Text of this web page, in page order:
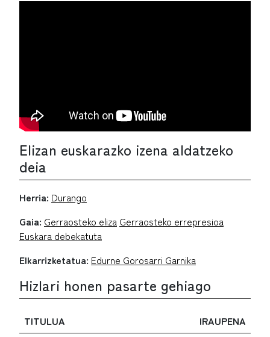
Elizan euskarazko izena aldatzeko
deia
Herria: Durango
Gaia: Gerraosteko eliza Gerraosteko errepresioa
Euskara debekatuta
Elkarrizketatua: Edurne Gorosarri Garnika
Hizlari honen pasarte gehiago
TITULUA
IRAUPENA